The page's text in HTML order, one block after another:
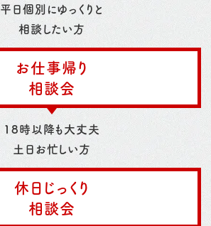
平日個別にゆっくりと
相談したい方
お仕事帰り
相談会
18時以降も大丈夫
土日お忙しい方
休日じっくり
相談会